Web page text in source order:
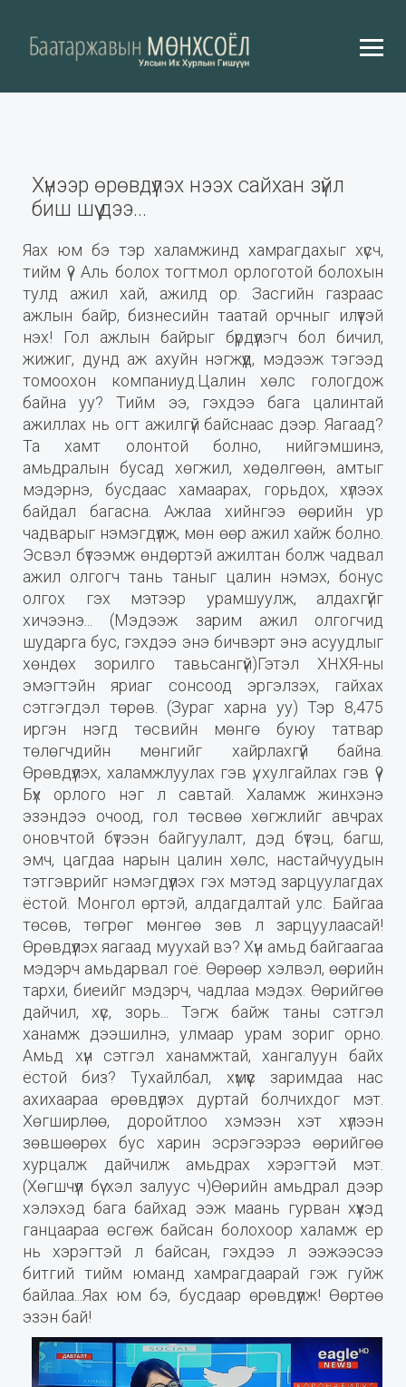
Хүнээр өрөвдүүлэх нээх сайхан зүйл
биш шүү дээ...
Яах юм бэ тэр халамжинд хамрагдахыг хүсч,
тийм үү? Аль болох тогтмол орлоготой болохын
тулд ажил хай, ажилд ор. Засгийн газраас
ажлын байр, бизнесийн таатай орчныг илүүтэй
нэх! Гол ажлын байрыг бүрдүүлэгч бол бичил,
жижиг, дунд аж ахуйн нэгжүүд, мэдээж тэгээд
томоохон компаниуд.Цалин хөлс гологдож
байна уу? Тийм ээ, гэхдээ бага цалинтай
ажиллах нь огт ажилгүй байснаас дээр. Яагаад?
Та хамт олонтой болно, нийгэмшинэ,
амьдралын бусад хөгжил, хөдөлгөөн, амтыг
мэдэрнэ, бусдаас хамаарах, горьдох, хүлээх
байдал багасна. Ажлаа хийнгээ өөрийн ур
чадварыг нэмэгдүүлж, мөн өөр ажил хайж болно.
Эсвэл бүтээмж өндөртэй ажилтан болж чадвал
ажил олгогч тань таныг цалин нэмэх, бонус
олгох гэх мэтээр урамшуулж, алдахгүйг
хичээнэ... (Мэдээж зарим ажил олгогчид
шударга бус, гэхдээ энэ бичвэрт энэ асуудлыг
хөндөх зорилго тавьсангүй)Гэтэл ХНХЯ-ны
эмэгтэйн яриаг сонсоод эргэлзэх, гайхах
сэтгэгдэл төрөв. (Зураг харна уу) Тэр 8,475
иргэн нэгд төсвийн мөнгө буюу татвар
төлөгчдийн мөнгийг хайрлахгүй байна.
Өрөвдүүлэх, халамжлуулах гэв үү, хулгайлах гэв үү?
Бүх орлого нэг л савтай. Халамж жинхэнэ
эзэндээ очоод, гол төсвөө хөгжлийг авчрах
оновчтой бүтээн байгуулалт, дэд бүтэц, багш,
эмч, цагдаа нарын цалин хөлс, настайчуудын
тэтгэврийг нэмэгдүүлэх гэх мэтэд зарцуулагдах
ёстой. Монгол өртэй, алдагдалтай улс. Байгаа
төсөв, төгрөг мөнгөө зөв л зарцуулаасай!
Өрөвдүүлэх яагаад муухай вэ? Хүн амьд байгаагаа
мэдэрч амьдарвал гоё. Өөрөөр хэлвэл, өөрийн
тархи, биеийг мэдэрч, чадлаа мэдэх. Өөрийгөө
дайчил, хүс, зорь... Тэгж байж таны сэтгэл
ханамж дээшилнэ, улмаар урам зориг орно.
Амьд хүн сэтгэл ханамжтай, хангалуун байх
ёстой биз? Тухайлбал, хүмүүс заримдаа нас
ахихаараа өрөвдүүлэх дуртай болчихдог мэт.
Хөгширлөө, доройтлоо хэмээн хэт хүлээн
зөвшөөрөх бус харин эсрэгээрээ өөрийгөө
хурцалж дайчилж амьдрах хэрэгтэй мэт.
(Хөгшчүүл бүү хэл залуус ч)Өөрийн амьдрал дээр
хэлэхэд бага байхад ээж маань гурван хүүхэд
ганцаараа өсгөж байсан болохоор халамж ер
нь хэрэгтэй л байсан, гэхдээ л ээжээсээ
битгий тийм юманд хамрагдаарай гэж гуйж
байлаа...Яах юм бэ, бусдаар өрөвдүүлж! Өөртөө
эзэн бай!